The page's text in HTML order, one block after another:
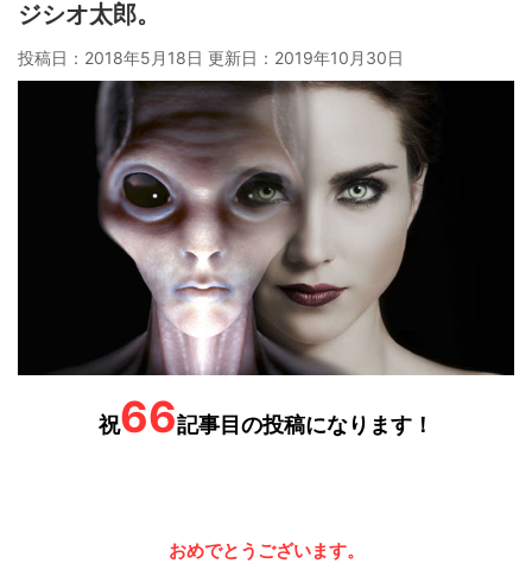
ジシオ太郎。
投稿日：2018年5月18日 更新日： 2019年10月30日
祝66記事目の投稿になります！
おめでとうございます。